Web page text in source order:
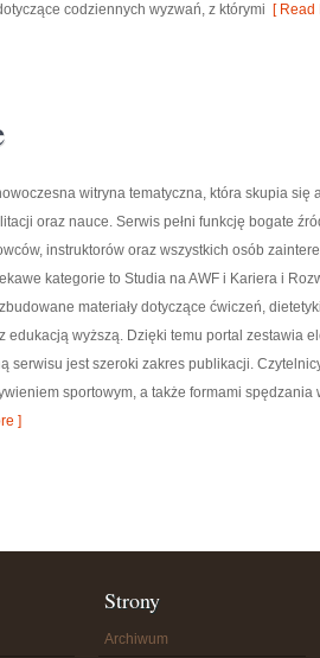
codziennych wyzwań, z którymi [ Read
witryna tematyczna, która skupia się
oraz nauce. Serwis pełni funkcję bogate
instruktorów oraz wszystkich osób
kategorie to Studia na AWF i Kariera i
materiały dotyczące ćwiczeń,
edukacją wyższą. Dzięki temu portal zestawia
serwisu jest szeroki zakres publikacji.
sportowym, a także formami spędzania
]
Strony
Archiwum